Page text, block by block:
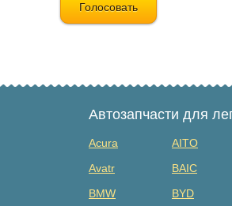
Голосовать
Автозапчасти для
Acura AITO
Avatr
BAIC
BMW
BYD